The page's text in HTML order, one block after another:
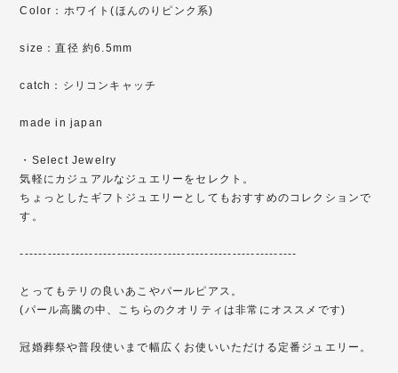
Color：ホワイト(ほんのりピンク系)
size：直径 約6.5mm
catch：シリコンキャッチ
made in japan
・Select Jewelry
気軽にカジュアルなジュエリーをセレクト。
ちょっとしたギフトジュエリーとしてもおすすめのコレクションで
す。
------------------------------------------------------------
とってもテリの良いあこやパールピアス。
(パール高騰の中、こちらのクオリティは非常にオススメです)
冠婚葬祭や普段使いまで幅広くお使いいただける定番ジュエリー。